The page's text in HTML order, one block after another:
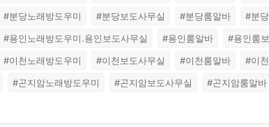
#분당노래방도우미 #분당보도사무실 #분당룸알바
#분
#용인노래방도우미.용인보도사무실 #용인룸알바
#용인룸
#이천노래방도우미 #이천보도사무실 #이천룸알바
#이
#곤지암노래방도우미 #곤지암보도사무실
#곤지암룸알바